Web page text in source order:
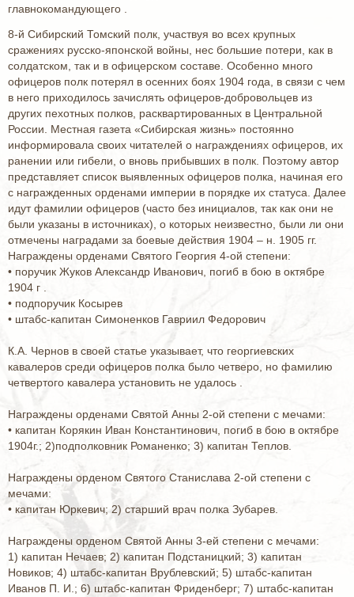
главнокомандующего .
8-й Сибирский Томский полк, участвуя во всех крупных
сражениях русско-японской войны, нес большие потери, как в
солдатском, так и в офицерском составе. Особенно много
офицеров полк потерял в осенних боях 1904 года, в связи с чем
в него приходилось зачислять офицеров-добровольцев из
других пехотных полков, расквартированных в Центральной
России. Местная газета «Сибирская жизнь» постоянно
информировала своих читателей о награждениях офицеров, их
ранении или гибели, о вновь прибывших в полк. Поэтому автор
представляет список выявленных офицеров полка, начиная его
с награжденных орденами империи в порядке их статуса. Далее
идут фамилии офицеров (часто без инициалов, так как они не
были указаны в источниках), о которых неизвестно, были ли они
отмечены наградами за боевые действия 1904 – н. 1905 гг.
Награждены орденами Святого Георгия 4-ой степени:
• поручик Жуков Александр Иванович, погиб в бою в октябре
1904 г .
• подпоручик Косырев
• штабс-капитан Симоненков Гавриил Федорович
К.А. Чернов в своей статье указывает, что георгиевских
кавалеров среди офицеров полка было четверо, но фамилию
четвертого кавалера установить не удалось .
Награждены орденами Святой Анны 2-ой степени с мечами:
• капитан Корякин Иван Константинович, погиб в бою в октябре
1904г.; 2)подполковник Романенко; 3) капитан Теплов.
Награждены орденом Святого Станислава 2-ой степени с
мечами:
• капитан Юркевич; 2) старший врач полка Зубарев.
Награждены орденом Святой Анны 3-ей степени с мечами:
1) капитан Нечаев; 2) капитан Подстаницкий; 3) капитан
Новиков; 4) штабс-капитан Врублевский; 5) штабс-капитан
Иванов П. И.; 6) штабс-капитан Фриденберг; 7) штабс-капитан